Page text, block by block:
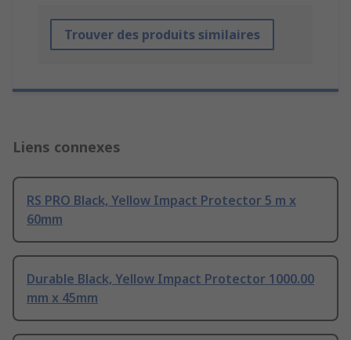
Trouver des produits similaires
Liens connexes
RS PRO Black, Yellow Impact Protector 5 m x
60mm
Durable Black, Yellow Impact Protector 1000.00
mm x 45mm